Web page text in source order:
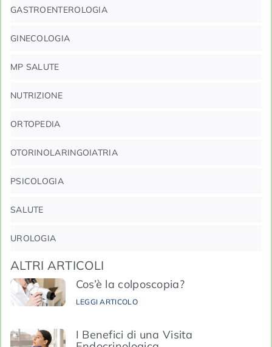
GASTROENTEROLOGIA
GINECOLOGIA
MP SALUTE
NUTRIZIONE
ORTOPEDIA
OTORINOLARINGOIATRIA
PSICOLOGIA
SALUTE
UROLOGIA
ALTRI ARTICOLI
Cos’è la colposcopia?
LEGGI ARTICOLO
I Benefici di una Visita